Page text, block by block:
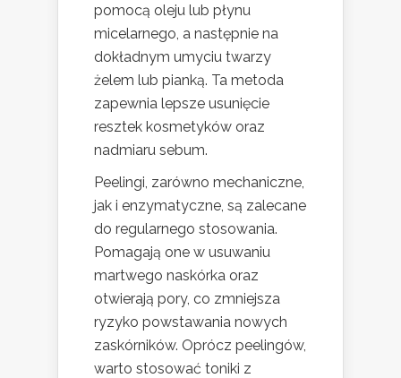
pomocą oleju lub płynu
micelarnego, a następnie na
dokładnym umyciu twarzy
żelem lub pianką. Ta metoda
zapewnia lepsze usunięcie
resztek kosmetyków oraz
nadmiaru sebum.
Peelingi, zarówno mechaniczne,
jak i enzymatyczne, są zalecane
do regularnego stosowania.
Pomagają one w usuwaniu
martwego naskórka oraz
otwierają pory, co zmniejsza
ryzyko powstawania nowych
zaskórników. Oprócz peelingów,
warto stosować toniki z